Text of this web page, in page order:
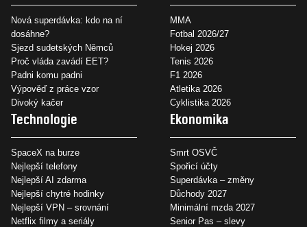
Nová superdávka: kdo na ní
dosáhne?
Sjezd sudetských Němců
Proč vláda zavádí EET?
Padni komu padni
Výpověď z práce vzor
Divoký kačer
MMA
Fotbal 2026/27
Hokej 2026
Tenis 2026
F1 2026
Atletika 2026
Cyklistika 2026
Technologie
SpaceX na burze
Nejlepší telefony
Nejlepší AI zdarma
Nejlepší chytré hodinky
Nejlepší VPN – srovnání
Netflix filmy a seriály
Ekonomika
Smrt OSVČ
Spořicí účty
Superdávka – změny
Důchody 2027
Minimální mzda 2027
Senior Pas – slevy